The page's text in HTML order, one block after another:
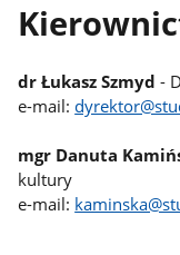
dr Łukasz Szmyd -
e-mail:
mgr Danuta
kultury
e-mail: